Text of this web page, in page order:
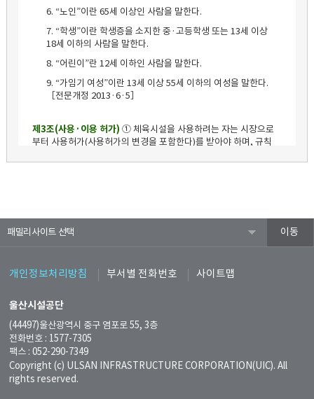
패밀리사이트
개인정보처리방침 부서별 전화번호 사이트맵
울산시설공단
(44497)울산광역시 중구 염포로 55, 3층
전화번호 : 1577-7305
팩스 : 052-290-7349
Copyright (c) ULSAN INFRASTRUCTURE CORPORATION(UIC). All
rights reserved.